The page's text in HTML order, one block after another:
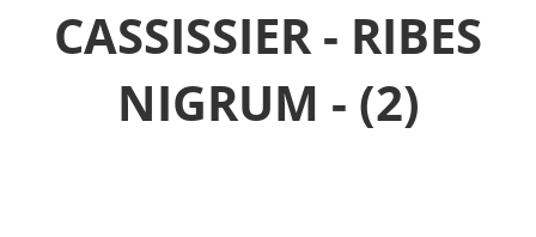
CASSISSIER - RIBES
NIGRUM - (2)